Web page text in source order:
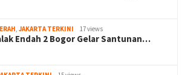
, JAKARTA TERKINI 17 views
Endah 2 Bogor Gelar Santunan…